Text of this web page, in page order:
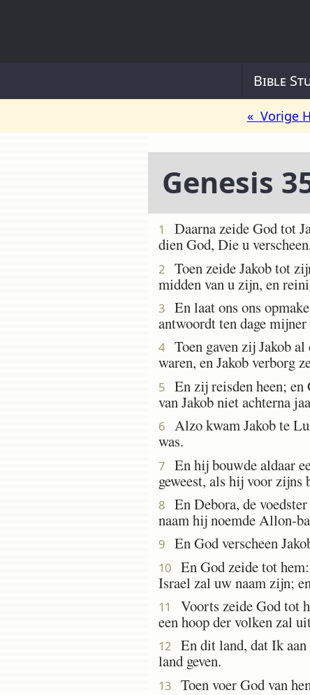
Bible
« Vorige
Genesis
1
Daarna zeide God tot
dien God, Die u
2
Toen zeide Jakob tot
midden van u zijn, en
3
En laat ons ons
antwoordt ten dage
4
Toen gaven zij Jakob
waren, en Jakob verborg
5
En zij reisden heen; en
van Jakob niet achterna
6
Alzo kwam Jakob te
was.
7
En hij bouwde aldaar
geweest, als hij voor zijns
8
En Debora, de
naam hij noemde Allon-
9 En God verscheen
10
En God zeide tot
Israel zal uw naam zijn;
11
Voorts zeide God tot
een hoop der volken zal
12
En dit land, dat Ik aan
land geven.
13 Toen voer God van